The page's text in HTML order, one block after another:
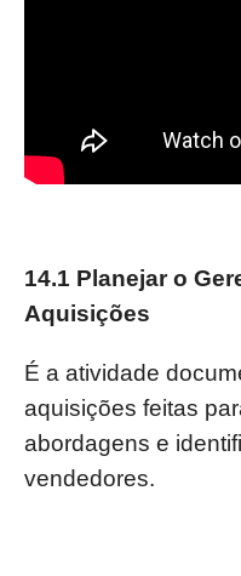
14.1 Planejar o
Aquisições
É a atividade
aquisições feitas
abordagens e
vendedores.